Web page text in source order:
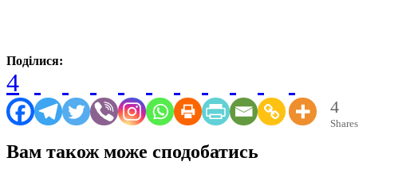
Поділися:
4
4
Shares
Вам також може сподобатись